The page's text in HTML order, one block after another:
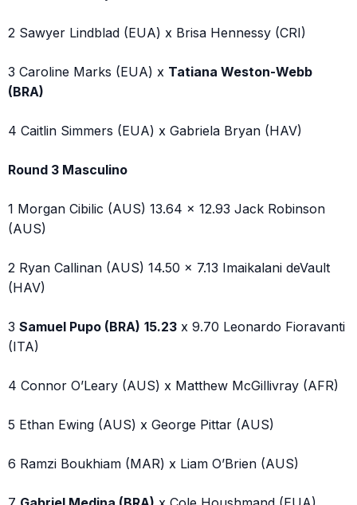
2 Sawyer Lindblad (EUA) x Brisa Hennessy (CRI)
3 Caroline Marks (EUA) x Tatiana Weston-Webb
(BRA)
4 Caitlin Simmers (EUA) x Gabriela Bryan (HAV)
Round 3 Masculino
1 Morgan Cibilic (AUS) 13.64 x 12.93 Jack Robinson
(AUS)
2 Ryan Callinan (AUS) 14.50 x 7.13 Imaikalani deVault
(HAV)
3 Samuel Pupo (BRA) 15.23 x 9.70 Leonardo Fioravanti
(ITA)
4 Connor O’Leary (AUS) x Matthew McGillivray (AFR)
5 Ethan Ewing (AUS) x George Pittar (AUS)
6 Ramzi Boukhiam (MAR) x Liam O’Brien (AUS)